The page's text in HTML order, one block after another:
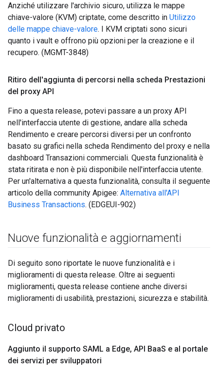
Anziché utilizzare l'archivio sicuro, utilizza le mappe
chiave-valore (KVM) criptate, come descritto in Utilizzo
delle mappe chiave-valore. I KVM criptati sono sicuri
quanto i vault e offrono più opzioni per la creazione e il
recupero. (MGMT-3848)
Ritiro dell'aggiunta di percorsi nella scheda Prestazioni
del proxy API
Fino a questa release, potevi passare a un proxy API
nell'interfaccia utente di gestione, andare alla scheda
Rendimento e creare percorsi diversi per un confronto
basato su grafici nella scheda Rendimento del proxy e nella
dashboard Transazioni commerciali. Questa funzionalità è
stata ritirata e non è più disponibile nell'interfaccia utente.
Per un'alternativa a questa funzionalità, consulta il seguente
articolo della community Apigee: Alternativa all'API
Business Transactions. (EDGEUI-902)
Nuove funzionalità e aggiornamenti
Di seguito sono riportate le nuove funzionalità e i
miglioramenti di questa release. Oltre ai seguenti
miglioramenti, questa release contiene anche diversi
miglioramenti di usabilità, prestazioni, sicurezza e stabilità.
Cloud privato
Aggiunto il supporto SAML a Edge, API BaaS e al portale
dei servizi per sviluppatori